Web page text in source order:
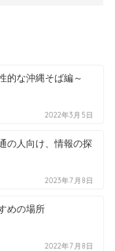
的な沖縄そば編～
2022年3月5日
の人向け、情報の探
2023年7月8日
めの場所
2022年7月8日